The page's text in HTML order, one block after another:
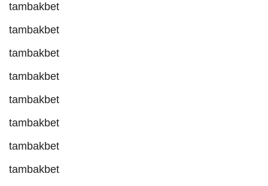
tambakbet
tambakbet
tambakbet
tambakbet
tambakbet
tambakbet
tambakbet
tambakbet